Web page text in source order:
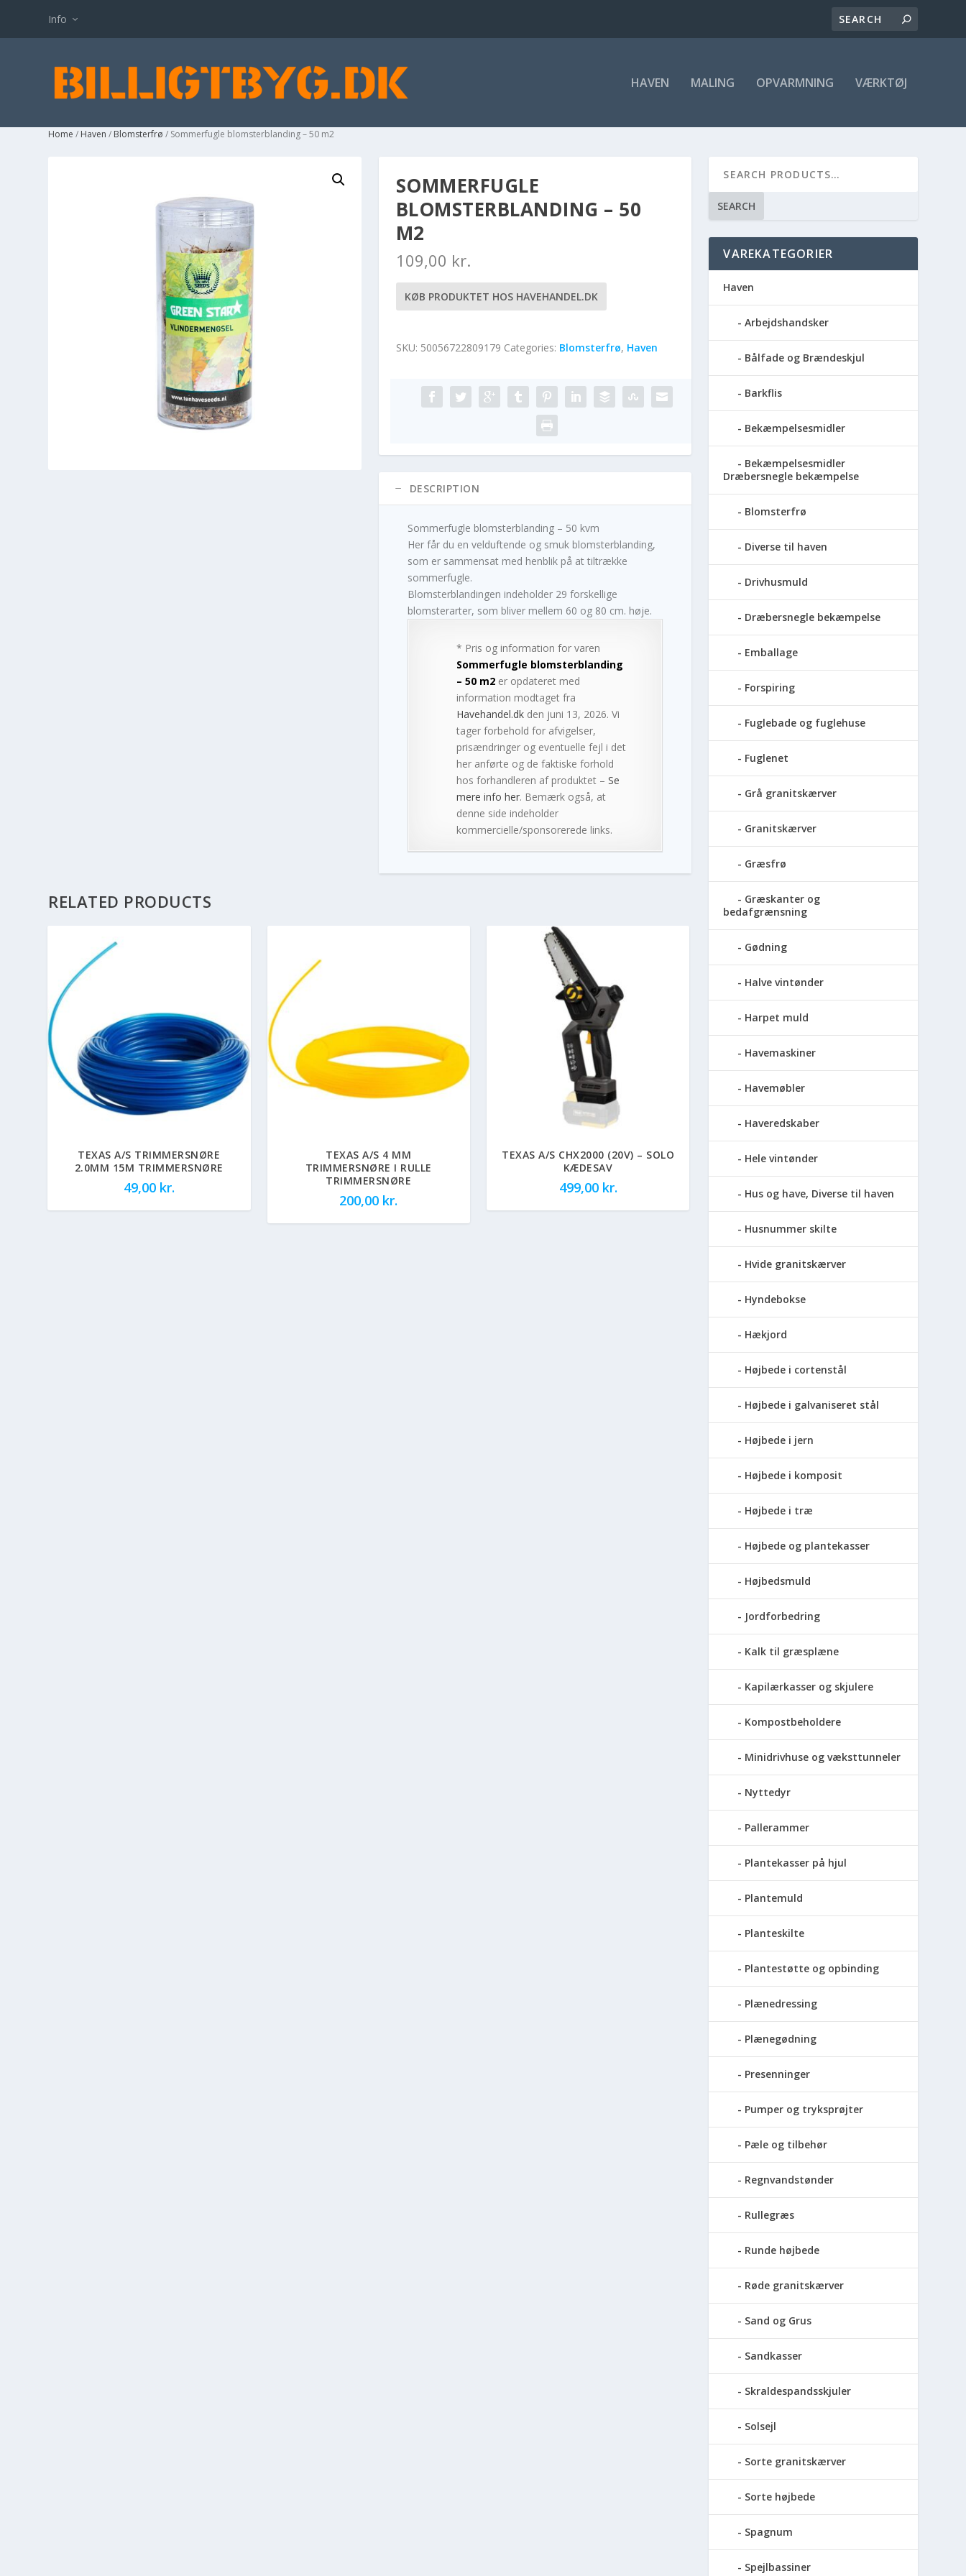
Info
HAVEN MALING OPVARMNING VÆRKTØJ
Home / Haven / Blomsterfrø / Sommerfugle blomsterblanding – 50 m2
SOMMERFUGLE
BLOMSTERBLANDING – 50
M2
109,00 kr.
KØB PRODUKTET HOS HAVEHANDEL.DK
SKU: 50056722809179 Categories: Blomsterfrø, Haven
DESCRIPTION
Sommerfugle blomsterblanding – 50 kvm
Her får du en velduftende og smuk blomsterblanding,
som er sammensat med henblik på at tiltrække
sommerfugle.
Blomsterblandingen indeholder 29 forskellige
blomsterarter, som bliver mellem 60 og 80 cm. høje.
* Pris og information for varen
Sommerfugle blomsterblanding
– 50 m2er opdateret med
information modtaget fra
Havehandel.dkden juni 13, 2026. Vi
tager forbehold for afvigelser,
prisændringer og eventuelle fejl i det
her anførte og de faktiske forhold
hos forhandleren af produktet – Se
mere info her. Bemærk også, at
denne side indeholder
kommercielle/sponsorerede links.
RELATED PRODUCTS
TEXAS A/S TRIMMERSNØRE
2.0MM 15M TRIMMERSNØRE
49,00 kr.
TEXAS A/S 4 MM
TRIMMERSNØRE I RULLE
TRIMMERSNØRE
200,00 kr.
TEXAS A/S CHX2000 (20V) – SOLO
KÆDESAV
499,00 kr.
SEARCH
VAREKATEGORIER
Haven
Arbejdshandsker
Bålfade og Brændeskjul
Barkflis
Bekæmpelsesmidler
Bekæmpelsesmidler
Dræbersnegle bekæmpelse
Blomsterfrø
Diverse til haven
Drivhusmuld
Dræbersnegle bekæmpelse
Emballage
Forspiring
Fuglebade og fuglehuse
Fuglenet
Grå granitskærver
Granitskærver
Græsfrø
Græskanter og
bedafgrænsning
Gødning
Halve vintønder
Harpet muld
Havemaskiner
Havemøbler
Haveredskaber
Hele vintønder
Hus og have, Diverse til haven
Husnummer skilte
Hvide granitskærver
Hyndebokse
Hækjord
Højbede i cortenstål
Højbede i galvaniseret stål
Højbede i jern
Højbede i komposit
Højbede i træ
Højbede og plantekasser
Højbedsmuld
Jordforbedring
Kalk til græsplæne
Kapilærkasser og skjulere
Kompostbeholdere
Minidrivhuse og væksttunneler
Nyttedyr
Pallerammer
Plantekasser på hjul
Plantemuld
Planteskilte
Plantestøtte og opbinding
Plænedressing
Plænegødning
Presenninger
Pumper og tryksprøjter
Pæle og tilbehør
Regnvandstønder
Rullegræs
Runde højbede
Røde granitskærver
Sand og Grus
Sandkasser
Skraldespandsskjuler
Solsejl
Sorte granitskærver
Sorte højbede
Spagnum
Spejlbassiner